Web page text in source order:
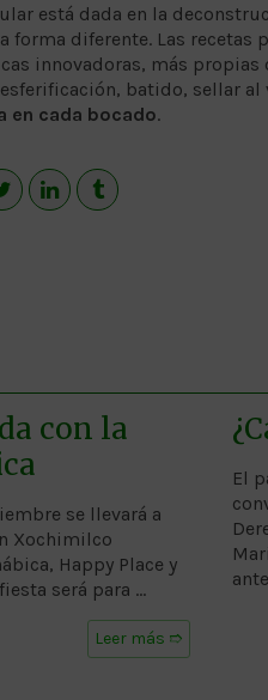
está dada en la
forma diferente. Las
innovadoras, más
batido, sellar al
en cada bocado.
con la
se llevará a
Xochimilco
Happy Place y
será para …
Leer más ➱
El